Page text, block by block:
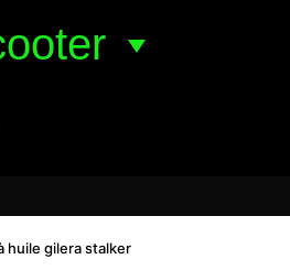
huile gilera stalker